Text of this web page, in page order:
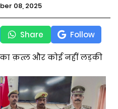
08, 2025
Share Follow
का क़त्ल और कोई नहीं लड़की